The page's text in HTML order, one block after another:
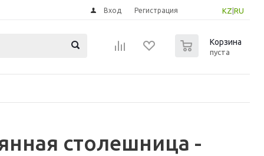
KZ RU
Вход Регистрация
Корзина
пуста
столешница -